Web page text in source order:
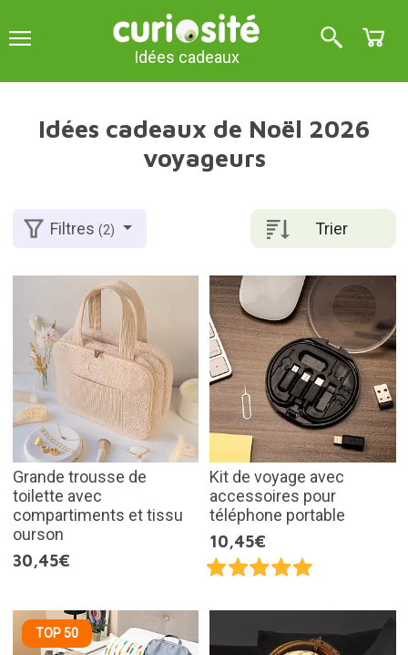
Idées cadeaux
Idées cadeaux de Noël 2026
voyageurs
Trier
Filtres(2)
Grande trousse de
toilette avec
compartiments et tissu
ourson
30,45€
Kit de voyage avec
accessoires pour
téléphone portable
10,45€
TOP 50